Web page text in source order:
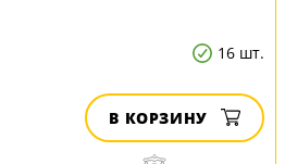
16 шт.
В КОРЗИНУ